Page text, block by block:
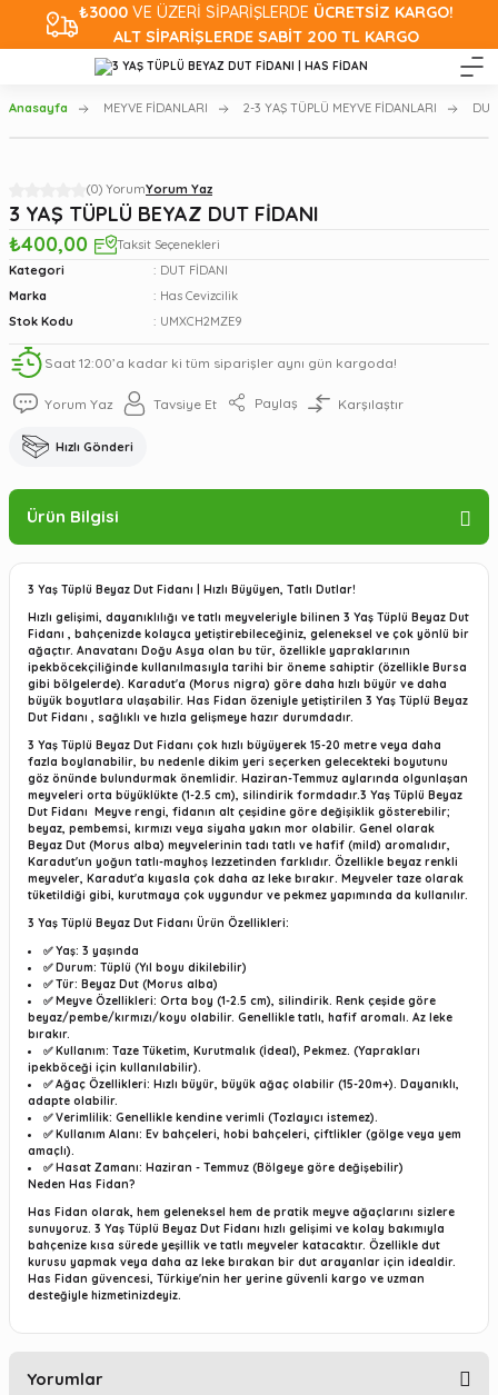
₺3000VE ÜZERİ SİPARİŞLERDE ÜCRETSİZ KARGO!
ALT SİPARİŞLERDE SABİT 200 TL KARGO
Anasayfa MEYVE FİDANLARI 2-3 YAŞ TÜPLÜ MEYVE FİDANLARI
(0) YorumYorum Yaz
3 YAŞ TÜPLÜ BEYAZ DUT FİDANI
₺400,00
Taksit Seçenekleri
Kategori
DUT FİDANI
Marka
Has Cevizcilik
Stok Kodu
UMXCH2MZE9
Saat 12:00’a kadar ki tüm siparişler aynı gün kargoda!
Yorum Yaz Tavsiye Et Paylaş Karşılaştır
Hızlı Gönderi
Ürün Bilgisi
3 Yaş Tüplü Beyaz Dut Fidanı | Hızlı Büyüyen, Tatlı Dutlar!
Hızlı gelişimi, dayanıklılığı ve tatlı meyveleriyle bilinen 3 Yaş Tüplü Beyaz Dut
Fidanı , bahçenizde kolayca yetiştirebileceğiniz, geleneksel ve çok yönlü bir
ağaçtır. Anavatanı Doğu Asya olan bu tür, özellikle yapraklarının
ipekböcekçiliğinde kullanılmasıyla tarihi bir öneme sahiptir (özellikle Bursa
gibi bölgelerde). Karadut'a (Morus nigra) göre daha hızlı büyür ve daha
büyük boyutlara ulaşabilir. Has Fidan özeniyle yetiştirilen 3 Yaş Tüplü Beyaz
Dut Fidanı , sağlıklı ve hızla gelişmeye hazır durumdadır.
3 Yaş Tüplü Beyaz Dut Fidanı çok hızlı büyüyerek 15-20 metre veya daha
fazla boylanabilir, bu nedenle dikim yeri seçerken gelecekteki boyutunu
göz önünde bulundurmak önemlidir. Haziran-Temmuz aylarında olgunlaşan
meyveleri orta büyüklükte (1-2.5 cm), silindirik formdadır.3 Yaş Tüplü Beyaz
Dut Fidanı Meyve rengi, fidanın alt çeşidine göre değişiklik gösterebilir;
beyaz, pembemsi, kırmızı veya siyaha yakın mor olabilir. Genel olarak
Beyaz Dut (Morus alba) meyvelerinin tadı tatlı ve hafif (mild) aromalıdır,
Karadut'un yoğun tatlı-mayhoş lezzetinden farklıdır. Özellikle beyaz renkli
meyveler, Karadut'a kıyasla çok daha az leke bırakır. Meyveler taze olarak
tüketildiği gibi, kurutmaya çok uygundur ve pekmez yapımında da kullanılır.
3 Yaş Tüplü Beyaz Dut Fidanı Ürün Özellikleri:
✅Yaş: 3 yaşında
✅Durum: Tüplü (Yıl boyu dikilebilir)
✅Tür: Beyaz Dut (Morus alba)
✅Meyve Özellikleri: Orta boy (1-2.5 cm), silindirik.Renk çeşide göre
beyaz/pembe/kırmızı/koyu olabilir. Genellikle tatlı, hafif aromalı. Az leke
bırakır.
✅Kullanım: Taze Tüketim,Kurutmalık (İdeal), Pekmez. (Yaprakları
ipekböceği için kullanılabilir).
✅Ağaç Özellikleri: Hızlı büyür, büyük ağaç olabilir (15-20m+). Dayanıklı,
adapte olabilir.
✅Verimlilik: Genellikle kendine verimli (Tozlayıcı istemez).
✅Kullanım Alanı: Ev bahçeleri, hobi bahçeleri, çiftlikler (gölge veya yem
amaçlı).
✅Hasat Zamanı: Haziran - Temmuz (Bölgeye göre değişebilir)
Neden Has Fidan?
Has Fidan olarak, hem geleneksel hem de pratik meyve ağaçlarını sizlere
sunuyoruz. 3 Yaş Tüplü Beyaz Dut Fidanı hızlı gelişimi ve kolay bakımıyla
bahçenize kısa sürede yeşillik ve tatlı meyveler katacaktır. Özellikle dut
kurusu yapmak veya daha az leke bırakan bir dut arayanlar için idealdir.
Has Fidan güvencesi, Türkiye'nin her yerine güvenli kargo ve uzman
desteğiyle hizmetinizdeyiz.
Yorumlar